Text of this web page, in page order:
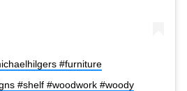
#furniture
#shelf #woodwork #woody